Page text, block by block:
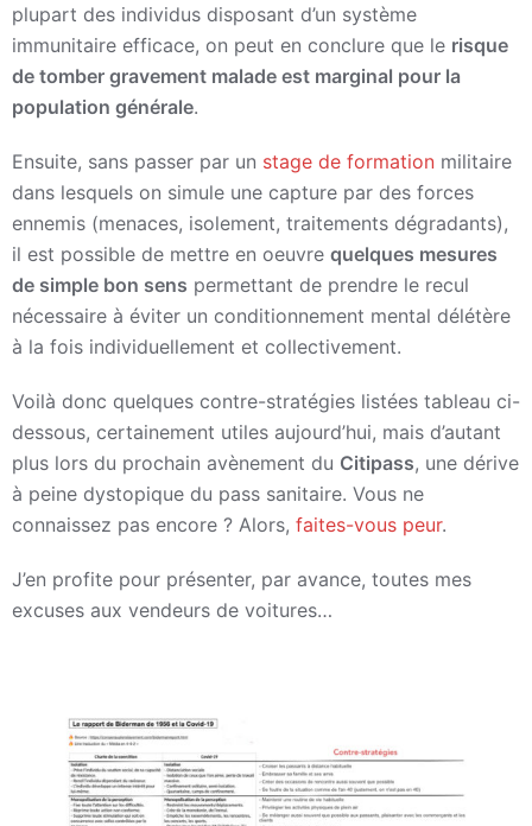
plupart des individus disposant d’un système
immunitaire efficace, on peut en conclure que le risque
de tomber gravement malade est marginal pour la
population générale.
Ensuite, sans passer par un stage de formation militaire
dans lesquels on simule une capture par des forces
ennemis (menaces, isolement, traitements dégradants),
il est possible de mettre en oeuvre quelques mesures
de simple bon sens permettant de prendre le recul
nécessaire à éviter un conditionnement mental délétère
à la fois individuellement et collectivement.
Voilà donc quelques contre-stratégies listées tableau ci-
dessous, certainement utiles aujourd’hui, mais d’autant
plus lors du prochain avènement du Citipass, une dérive
à peine dystopique du pass sanitaire. Vous ne
connaissez pas encore ? Alors, faites-vous peur.
J’en profite pour présenter, par avance, toutes mes
excuses aux vendeurs de voitures…